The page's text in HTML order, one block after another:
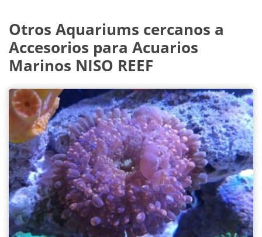
Otros Aquariums cercanos a
Accesorios para Acuarios
Marinos NISO REEF